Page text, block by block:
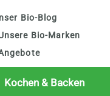
Bio-Blog
Bio-Marken
Kochen & Backen